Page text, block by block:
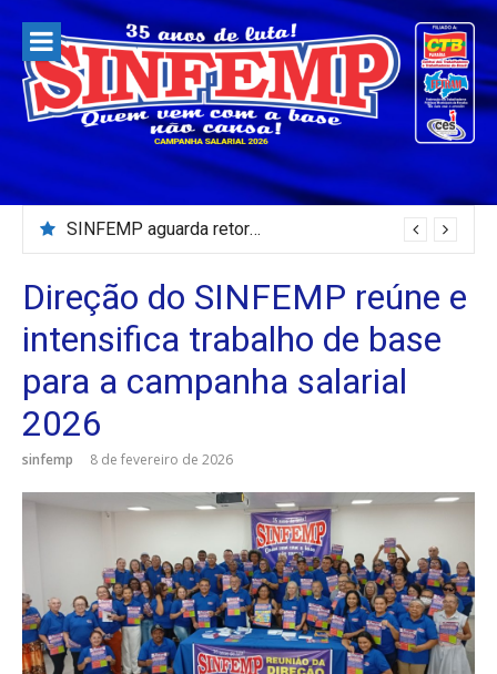
para
conteúdo
SINFEMP aguarda retorno as demandas dos servidores de Patos até dia 13 de agosto
Direção do SINFEMP reúne e
intensifica trabalho de base
para a campanha salarial
2026
sinfemp 8 de fevereiro de 2026